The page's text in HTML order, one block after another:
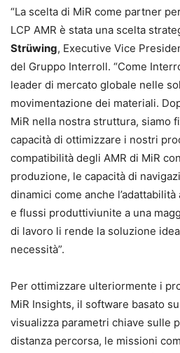
“La scelta di MiR come partner
LCP AMR è stata una scelta
Strüwing, Executive Vice
del Gruppo Interroll. “Come
leader di mercato globale nelle
movimentazione dei materiali.
MiR nella nostra struttura, siamo
capacità di ottimizzare i nostri
compatibilità degli AMR di MiR
produzione, le capacità di
dinamici come anche
e flussi produttiviunite a una
di lavoro li rende la soluzione
necessità”.
Per ottimizzare ulteriormente i
MiR Insights, il software basato
visualizza parametri chiave sulle
distanza percorsa, le missioni